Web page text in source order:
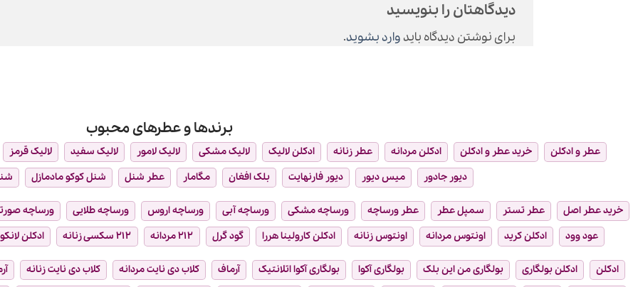
دیدگاهتان را بنویسید
برای نوشتن دیدگاه باید وارد بشوید.
برندها و عطرهای محبوب
عطر و ادکلن خرید عطر و ادکلن ادکلن مردانه عطر زنانه ادکلن لالیک لالیک مشکی لالیک لامور لالیک سفید لالیک قرمز
دیور جادور
میس دیور دیور فارنهایت بلک افغان مگامار عطر شنل شنل کوکو مادمازل
خرید عطر اصل عطر تستر سمپل عطر عطر ورساچه ورساچه مشکی ورساچه آبی ورساچه اروس ورساچه طلایی ورساچه
عود وود
ادکلن کرید اونتوس مردانه اونتوس زنانه ادکلن کارولینا هررا گود گرل ۲۱۲ مردانه ۲۱۲ سکسی زنانه ادکلن
ادکلن ادکلن بولگاری بولگاری من این بلک بولگاری آکوا بولگاری آکوا اتلانتیک آرماف کلاب دی نایت مردانه کلاب دی نایت زنانه